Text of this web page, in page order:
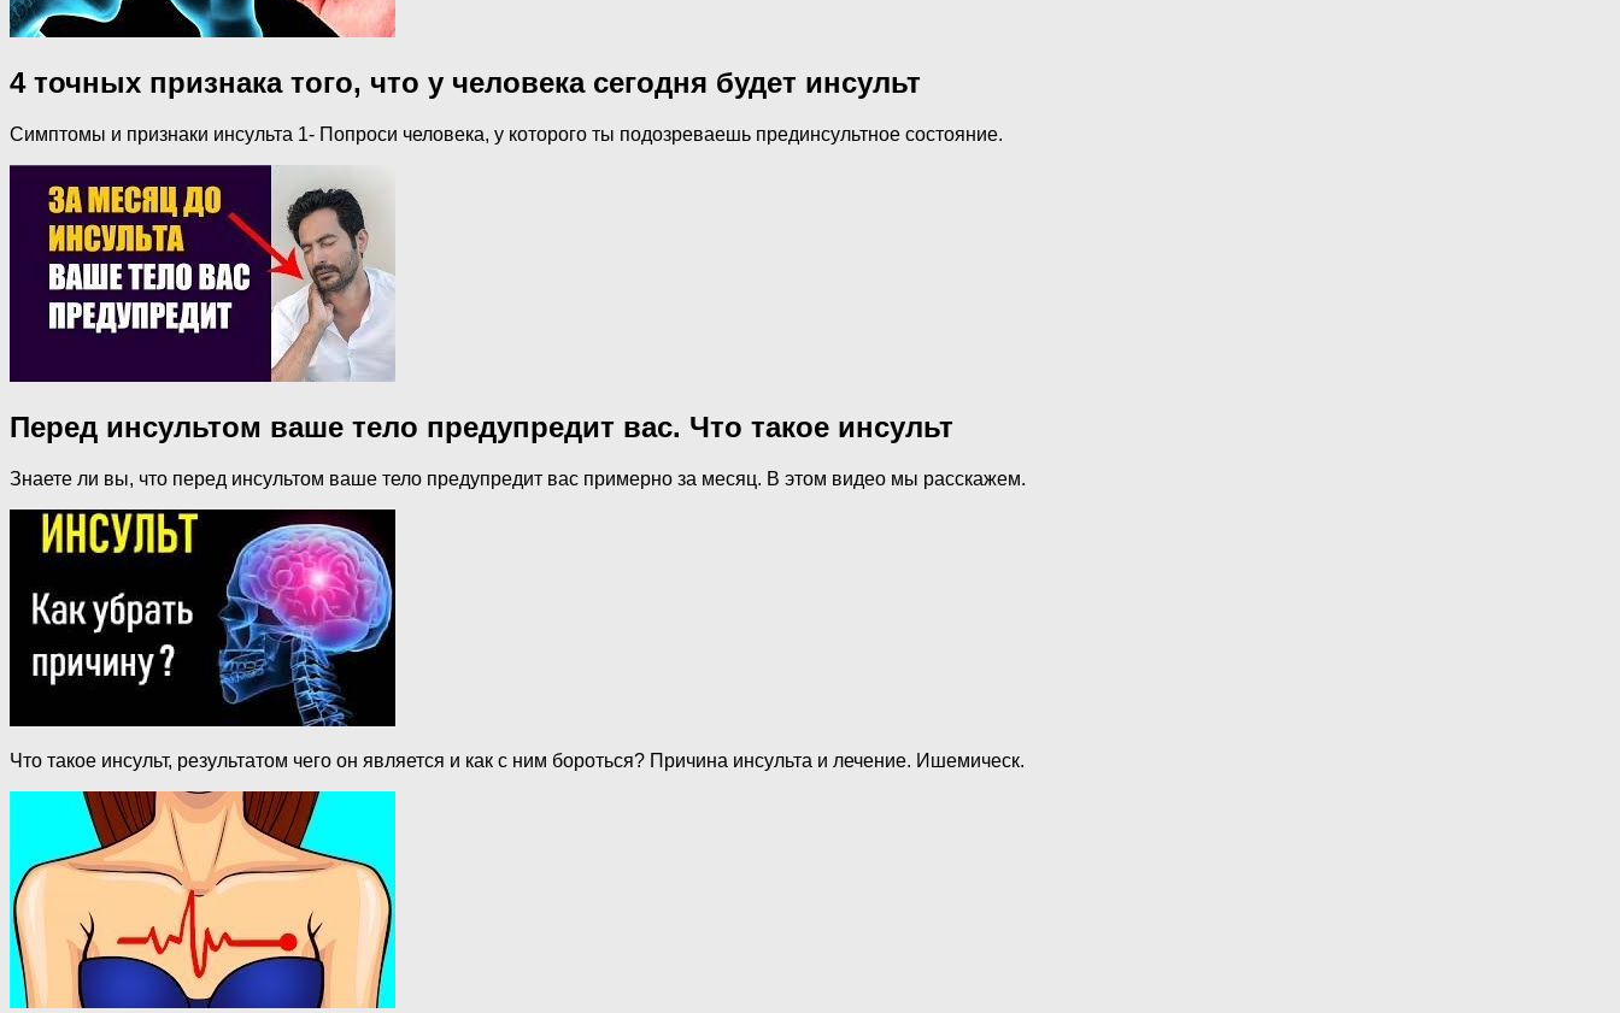
4 точных признака того, что у человека сегодня будет инсульт
Симптомы и признаки инсульта 1- Попроси человека, у которого ты подозреваешь прединсультное состояние.
Перед инсультом ваше тело предупредит вас. Что такое инсульт
Знаете ли вы, что перед инсультом ваше тело предупредит вас примерно за месяц. В этом видео мы расскажем.
Что такое инсульт, результатом чего он является и как с ним бороться? Причина инсульта и лечение. Ишемическ.